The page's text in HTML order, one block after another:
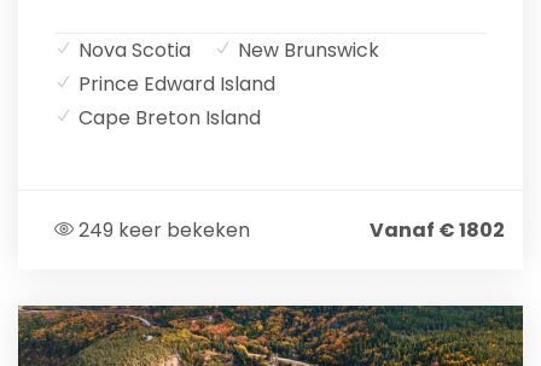
Nova Scotia
New Brunswick
Prince Edward Island
Cape Breton Island
249 keer bekeken Vanaf € 1802